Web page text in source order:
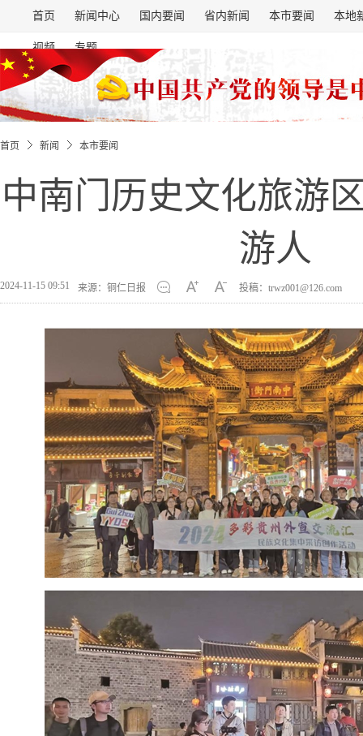
首页 新闻中心 国内要闻 省内新闻 本市要闻 本地
视频 专题
首页 新闻 本市要闻
中南门历史文化旅游
游人
2024-11-15 09:51 来源：铜仁日报 投稿：trwz001@126.com